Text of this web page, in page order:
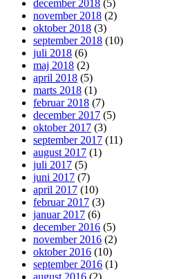
december 2018 (5)
november 2018 (2)
oktober 2018 (3)
september 2018 (10)
juli 2018 (6)
maj 2018 (2)
april 2018 (5)
marts 2018 (1)
februar 2018 (7)
december 2017 (5)
oktober 2017 (3)
september 2017 (11)
august 2017 (1)
juli 2017 (5)
juni 2017 (7)
april 2017 (10)
februar 2017 (3)
januar 2017 (6)
december 2016 (5)
november 2016 (2)
oktober 2016 (10)
september 2016 (1)
august 2016 (2)